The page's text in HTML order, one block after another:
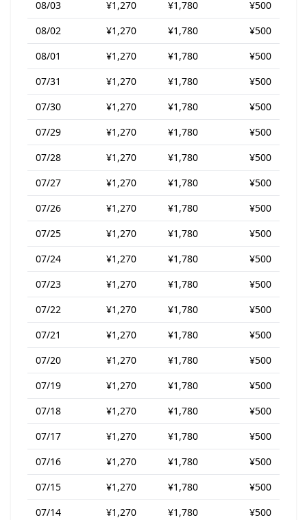
08/03 ¥1,270 ¥1,780
¥500
08/02
¥1,270 ¥1,780
¥500
08/01
¥1,270 ¥1,780
¥500
07/31
¥1,270 ¥1,780
¥500
07/30
¥1,270 ¥1,780
¥500
07/29
¥1,270 ¥1,780
¥500
07/28
¥1,270 ¥1,780
¥500
07/27
¥1,270 ¥1,780
¥500
07/26
¥1,270 ¥1,780
¥500
07/25
¥1,270 ¥1,780
¥500
07/24
¥1,270 ¥1,780
¥500
07/23
¥1,270 ¥1,780
¥500
07/22
¥1,270 ¥1,780
¥500
07/21
¥1,270 ¥1,780
¥500
07/20
¥1,270 ¥1,780
¥500
07/19
¥1,270 ¥1,780
¥500
07/18
¥1,270 ¥1,780
¥500
07/17
¥1,270 ¥1,780
¥500
07/16
¥1,270 ¥1,780
¥500
07/15
¥1,270 ¥1,780
¥500
07/14
¥1,270 ¥1,780
¥500